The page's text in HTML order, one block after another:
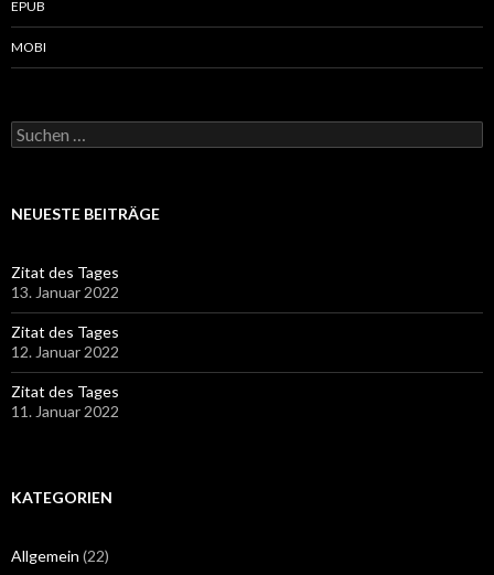
EPUB
MOBI
Suchen
nach:
NEUESTE BEITRÄGE
Zitat des Tages
13. Januar 2022
Zitat des Tages
12. Januar 2022
Zitat des Tages
11. Januar 2022
KATEGORIEN
Allgemein (22)